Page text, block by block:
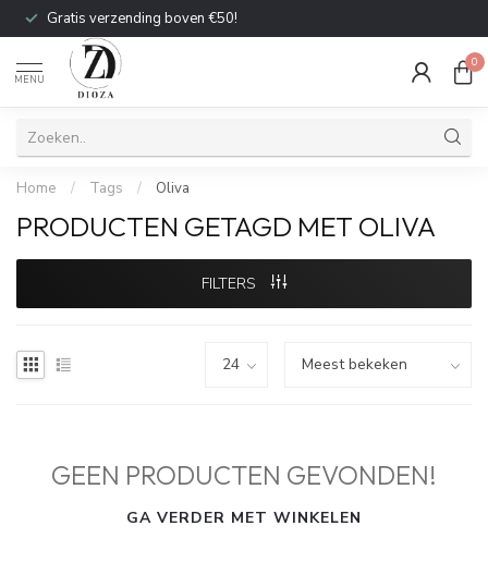
Gratis verzending boven €50!
MENU
0
Home / Tags / Oliva
PRODUCTEN GETAGD MET OLIVA
FILTERS
GEEN PRODUCTEN GEVONDEN!
GA VERDER MET WINKELEN